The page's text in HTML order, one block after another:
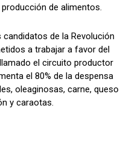
de alimentos.
de la Revolución
a trabajar a favor del
el circuito productor
el 80% de la despensa
oleaginosas, carne, queso
y caraotas.